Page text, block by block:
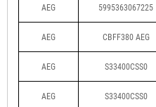
AEG 5995363067225
AEG CBFF380 AEG
AEG S33400CSS0
AEG S33400CSS0